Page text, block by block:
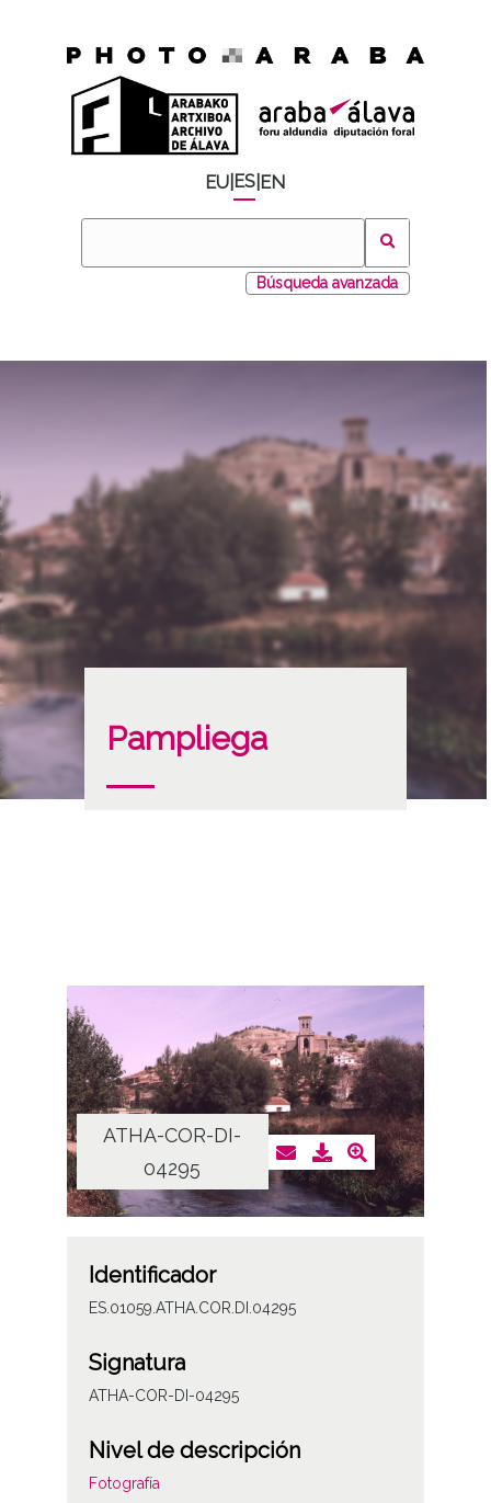
EU ES EN
Búsqueda avanzada
Pampliega
ATHA-COR-DI-
04295
Identificador
ES.01059.ATHA.COR.DI.04295
Signatura
ATHA-COR-DI-04295
Nivel de descripción
Fotografía